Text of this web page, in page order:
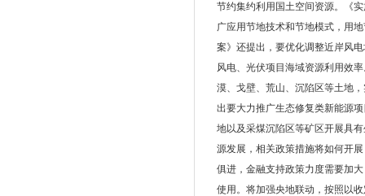
节约集约利用国土空间资源。《
广应用节地技术和节地模式，用
案》还提出，要优化调整近岸风
风电、光伏项目海域资源利用效
漠、戈壁、荒山、沉陷区等土地
出要大力推广生态修复类新能源
地以及采煤沉陷区等矿区开展具
源发展，相关政策措施将如何开
俱进，金融支持政策力度需要加
使用。将加强央地联动，按照以